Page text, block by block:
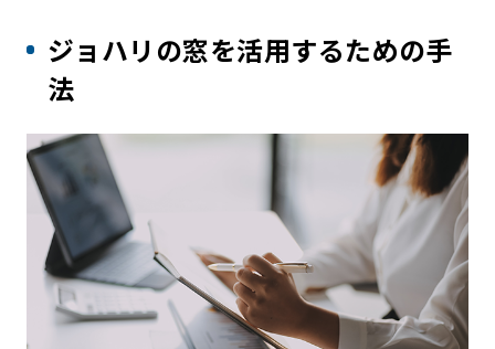
ジョハリの窓を活用するための手
法